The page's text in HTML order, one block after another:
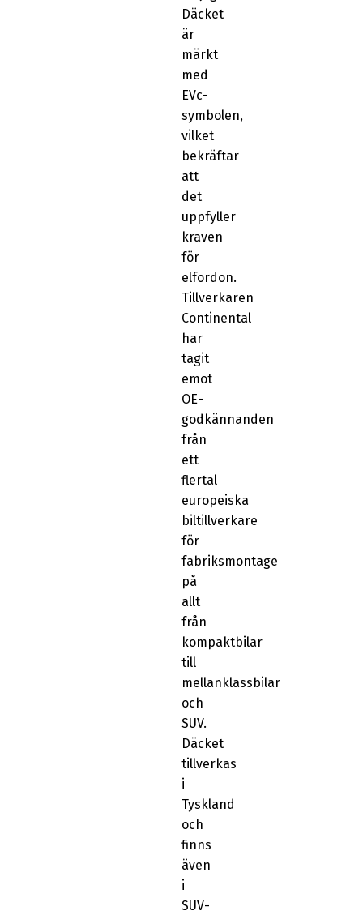
Däcket
är
märkt
med
EVc-
symbolen,
vilket
bekräftar
att
det
uppfyller
kraven
för
elfordon.
Tillverkaren
Continental
har
tagit
emot
OE-
godkännanden
från
ett
flertal
europeiska
biltillverkare
för
fabriksmontage
på
allt
från
kompaktbilar
till
mellanklassbilar
och
SUV.
Däcket
tillverkas
i
Tyskland
och
finns
även
i
SUV-